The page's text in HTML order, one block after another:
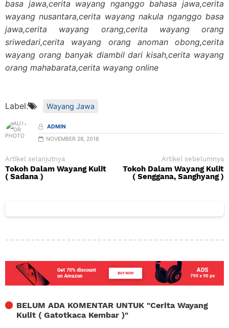
basa jawa,cerita wayang nganggo bahasa jawa,cerita
wayang nusantara,cerita wayang nakula nganggo basa
jawa,cerita wayang orang,cerita wayang orang
sriwedari,cerita wayang orang anoman obong,cerita
wayang orang banyak diambil dari kisah,cerita wayang
orang mahabarata,cerita wayang online
Label: Wayang Jawa
ADMIN
NOVEMBER 28, 2018
Artikel selanjutnya
Tokoh Dalam Wayang Kulit
( Sadana )
Artikel sebelumnya
Tokoh Dalam Wayang Kulit
( Senggana, Sanghyang )
BELUM ADA KOMENTAR UNTUK "Cerita Wayang
Kulit ( Gatotkaca Kembar )"